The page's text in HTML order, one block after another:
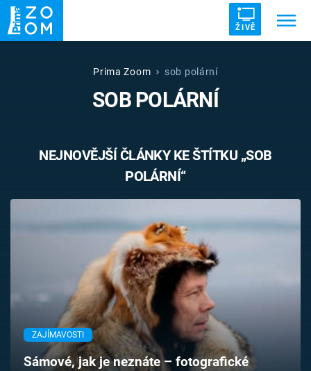
ŽIVĚ
UFO DRUHÁ SVĚTOVÁ VÁLKA
VETŘELCI DÁVNOVĚKU
Témata
TV Program
Časopis
Sledujte prima+
Prima Zoom sob polární
SOB POLÁRNÍ
NEJNOVĚJŠÍ ČLÁNKY KE ŠTÍTKU „SOB
POLÁRNÍ“
ZAJÍMAVOSTI
Sámové, jak je neznáte – fotografické